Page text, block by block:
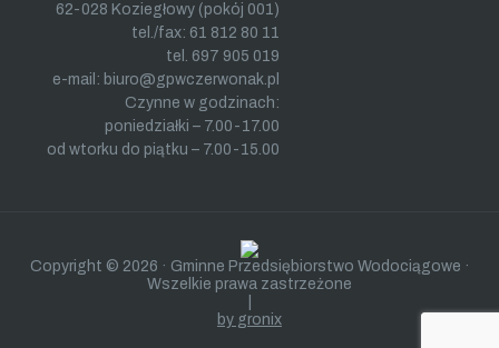
62-028 Koziegłowy (pokój 001)
tel./fax: 61 812 80 11
tel. 697 905 019
e-mail: biuro@gpwczerwonak.pl
Czynne w godzinach:
poniedziałki – 7.00-17.00
od wtorku do piątku – 7.00-15.00
Copyright © 2026 · Gminne Przedsiębiorstwo Wodociągowe ·
Wszelkie prawa zastrzeżone
by gronix